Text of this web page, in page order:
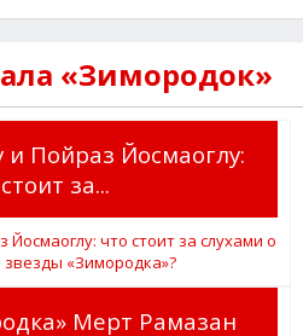
«Зимородок»
Пойраз Йосмаоглу:
за...
Мерт Рамазан